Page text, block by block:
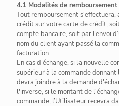
4.1 Modalités de remboursement
Tout remboursement s'effectuera,
crédit sur votre carte de crédit,
compte bancaire, soit par l’envoi
nom du client ayant passé la
facturation.
En cas d’échange, si la nouvelle
supérieur à la commande
devra joindre à la demande
l'inverse, si le montant de
commande, l’Utilisateur recevra